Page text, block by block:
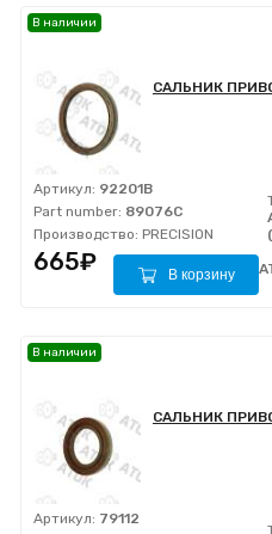
САЛЬНИК
Артикул: 92201B
Part number: 89076C
Производство: PRECISION
В наличии
665₽ В корзину
САЛЬНИК
Артикул: 79112
В наличии